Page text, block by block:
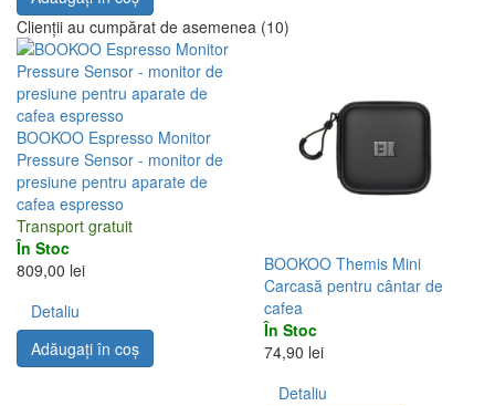
Clienții au cumpărat de asemenea (10)
BOOKOO Espresso Monitor
Pressure Sensor - monitor de
presiune pentru aparate de
cafea espresso
Transport gratuit
În Stoc
809,00 lei
Detaliu
Adăugați în coş
BOOKOO Themis Mini
Carcasă pentru cântar de
cafea
În Stoc
74,90 lei
Detaliu